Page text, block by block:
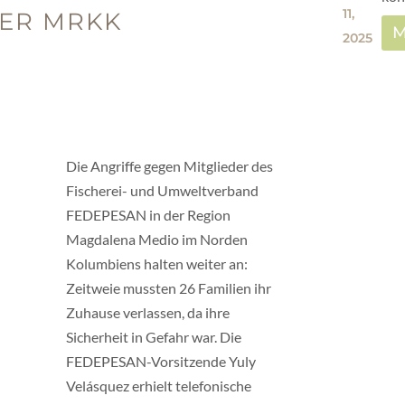
MRKK
11,
2025
Die Angriffe gegen Mitglieder des
Fischerei- und Umweltverband
FEDEPESAN in der Region
Magdalena Medio im Norden
Kolumbiens halten weiter an:
Zeitweie mussten 26 Familien ihr
Zuhause verlassen, da ihre
Sicherheit in Gefahr war. Die
FEDEPESAN-Vorsitzende Yuly
Velásquez erhielt telefonische